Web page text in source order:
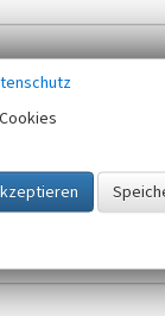
gültigen